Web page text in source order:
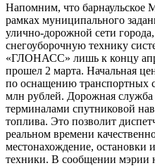
Напомним, что барнаульское
рамках муниципального
улично-дорожной сети
снегоуборочную технику
«ГЛОНАСС» лишь к концу
прошел 2 марта. Начальная
по оснащению транспортных
млн рублей. Дорожная служба
терминалами спутниковой
топлива. Это позволит
реальном времени
местонахождение, остановки
техники. В сообщении мэрии